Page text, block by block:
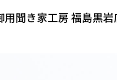
用聞き家工房 福島黒岩